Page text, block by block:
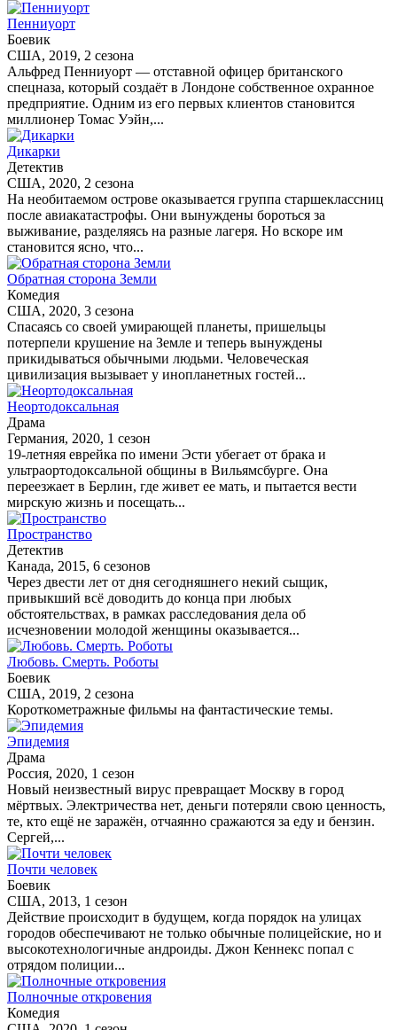
Пенниуорт
Боевик
США, 2019, 2 сезона
Альфред Пенниуорт — отставной офицер британского
спецназа, который создаёт в Лондоне собственное охранное
предприятие. Одним из его первых клиентов становится
миллионер Томас Уэйн,...
Дикарки
Детектив
США, 2020, 2 сезона
На необитаемом острове оказывается группа старшеклассниц
после авиакатастрофы. Они вынуждены бороться за
выживание, разделяясь на разные лагеря. Но вскоре им
становится ясно, что...
Обратная сторона Земли
Комедия
США, 2020, 3 сезона
Спасаясь со своей умирающей планеты, пришельцы
потерпели крушение на Земле и теперь вынуждены
прикидываться обычными людьми. Человеческая
цивилизация вызывает у инопланетных гостей...
Неортодоксальная
Драма
Германия, 2020, 1 сезон
19-летняя еврейка по имени Эсти убегает от брака и
ультраортодоксальной общины в Вильямсбурге. Она
переезжает в Берлин, где живет ее мать, и пытается вести
мирскую жизнь и посещать...
Пространство
Детектив
Канада, 2015, 6 сезонов
Через двести лет от дня сегодняшнего некий сыщик,
привыкший всё доводить до конца при любых
обстоятельствах, в рамках расследования дела об
исчезновении молодой женщины оказывается...
Любовь. Смерть. Роботы
Боевик
США, 2019, 2 сезона
Короткометражные фильмы на фантастические темы.
Эпидемия
Драма
Россия, 2020, 1 сезон
Новый неизвестный вирус превращает Москву в город
мёртвых. Электричества нет, деньги потеряли свою ценность,
те, кто ещё не заражён, отчаянно сражаются за еду и бензин.
Сергей,...
Почти человек
Боевик
США, 2013, 1 сезон
Действие происходит в будущем, когда порядок на улицах
городов обеспечивают не только обычные полицейские, но и
высокотехнологичные андроиды. Джон Кеннекс попал с
отрядом полиции...
Полночные откровения
Комедия